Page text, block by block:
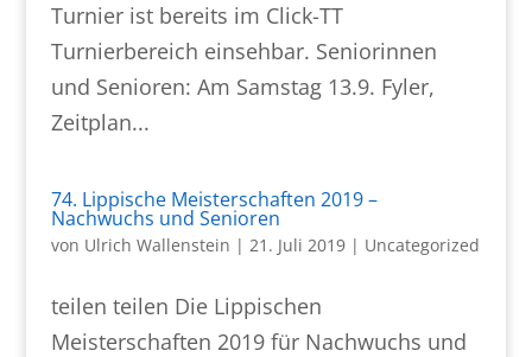
Turnier ist bereits im Click-TT
Turnierbereich einsehbar. Seniorinnen
und Senioren: Am Samstag 13.9. Fyler,
Zeitplan...
74. Lippische Meisterschaften 2019 –
Nachwuchs und Senioren
von Ulrich Wallenstein | 21. Juli 2019| Uncategorized
teilen teilen Die Lippischen
Meisterschaften 2019 für Nachwuchs und